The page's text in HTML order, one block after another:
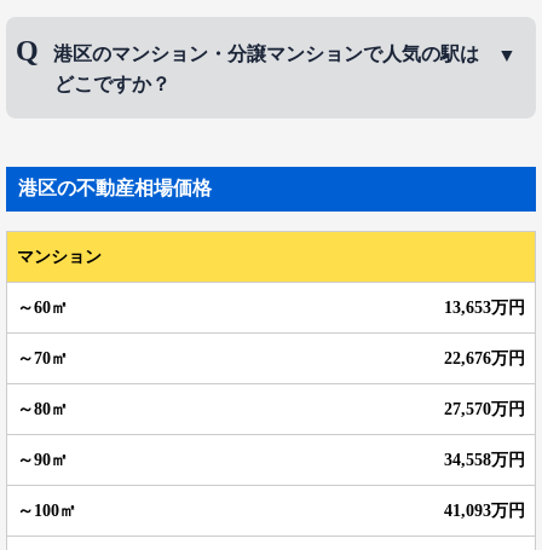
は、白金台、白金 、高輪などです。
港区のマンション・分譲マンションで人気の駅は
どこですか？
青山一丁目駅、表参道駅
港区の不動産相場価格
マンション
13,653万円
22,676万円
27,570万円
34,558万円
41,093万円